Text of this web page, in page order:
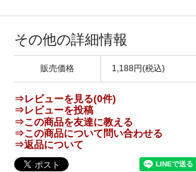
その他の詳細情報
販売価格 1,188円(税込)
⇒レビューを見る(0件)
⇒レビューを投稿
⇒この商品を友達に教える
⇒この商品について問い合わせる
⇒返品について